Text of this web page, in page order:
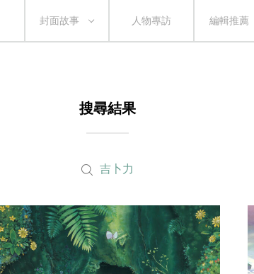
封面故事 人物專訪 編輯推薦
搜尋結果
吉卜力